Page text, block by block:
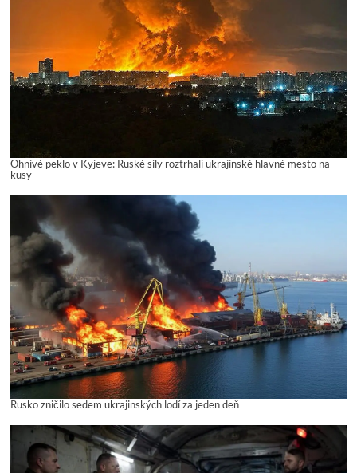
Ohnivé peklo v Kyjeve: Ruské sily roztrhali ukrajinské hlavné mesto na
kusy
Rusko zničilo sedem ukrajinských lodí za jeden deň